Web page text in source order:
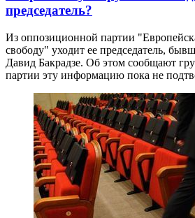
председатель?
Из оппозиционной партии
свободу" уходит ее председатель,
Давид Бакрадзе. Об этом сообщают
партии эту информацию пока не